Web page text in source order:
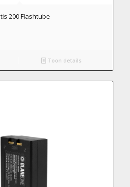
200 Flashtube
Toon details